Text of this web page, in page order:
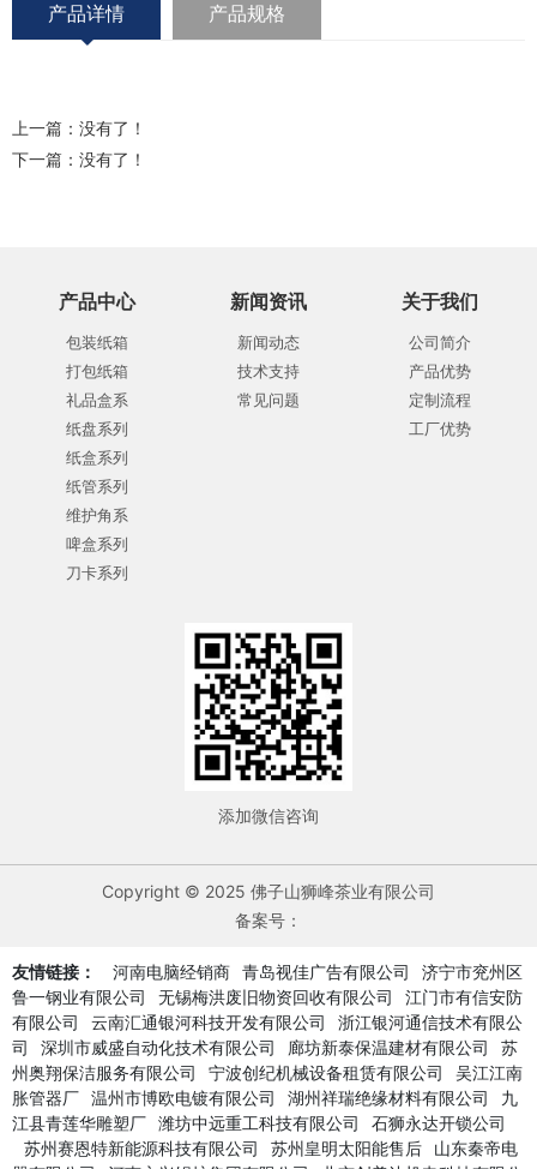
产品详情 产品规格
上一篇：没有了！
下一篇：没有了！
产品中心
包装纸箱
打包纸箱
礼品盒系
纸盘系列
纸盒系列
纸管系列
维护角系
啤盒系列
刀卡系列
新闻资讯
新闻动态
技术支持
常见问题
关于我们
公司简介
产品优势
定制流程
工厂优势
添加微信咨询
Copyright © 2025 佛子山狮峰茶业有限公司
备案号：
友情链接： 河南电脑经销商 青岛视佳广告有限公司
济宁市兖州区
鲁一钢业有限公司
无锡梅洪废旧物资回收有限公司
江门市有信安防
有限公司
云南汇通银河科技开发有限公司
浙江银河通信技术有限公
司
深圳市威盛自动化技术有限公司 廊坊新泰保温建材有限公司
苏
州奥翔保洁服务有限公司
宁波创纪机械设备租赁有限公司
吴江江南
胀管器厂 温州市博欧电镀有限公司 湖州祥瑞绝缘材料有限公司
九
江县青莲华雕塑厂 潍坊中远重工科技有限公司
石狮永达开锁公司
苏州赛恩特新能源科技有限公司
苏州皇明太阳能售后
山东秦帝电